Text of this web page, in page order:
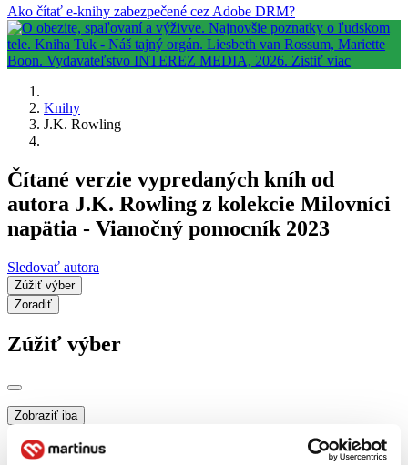
Ako čítať e-knihy zabezpečené cez Adobe DRM?
Knihy
J.K. Rowling
Čítané verzie vypredaných kníh od
autora J.K. Rowling z kolekcie Milovníci
napätia - Vianočný pomocník 2023
Sledovať autora
Zúžiť výber
Zoradiť
Zúžiť výber
Zobraziť iba
zľavnené tituly (0 titulov)